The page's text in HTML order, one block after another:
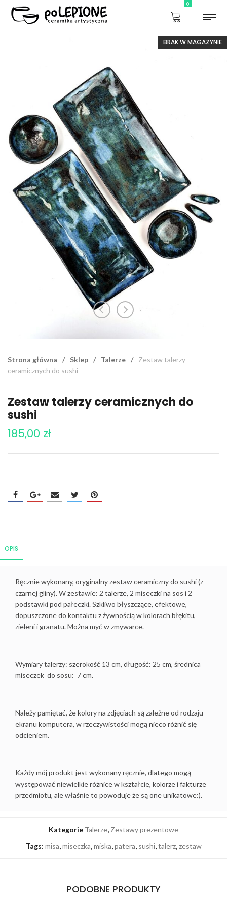
0
Strona główna / Sklep / Talerze /
Zestaw talerzy
ceramicznych do sushi
Zestaw talerzy ceramicznych do
sushi
185,00 zł
BRAK W MAGAZYNIE
OPIS
Ręcznie wykonany, oryginalny zestaw ceramiczny do sushi (z
czarnej gliny). W zestawie: 2 talerze, 2 miseczki na sos i 2
podstawki pod pałeczki. Szkliwo błyszczące, efektowe,
dopuszczone do kontaktu z żywnością w kolorach błękitu,
zieleni i granatu. Można myć w zmywarce.
Wymiary talerzy: szerokość 13 cm, długość: 25 cm, średnica
miseczek do sosu: 7 cm.
Należy pamiętać, że kolory na zdjęciach są zależne od rodzaju
ekranu komputera, w rzeczywistości mogą nieco różnić się
odcieniem.
Każdy mój produkt jest wykonany ręcznie, dlatego mogą
występować niewielkie różnice w kształcie, kolorze i fakturze
przedmiotu, ale właśnie to powoduje że są one unikatowe:).
Kategorie Talerze, Zestawy prezentowe
Tags: misa,miseczka,miska,patera, sushi,talerz,zestaw
PODOBNE PRODUKTY